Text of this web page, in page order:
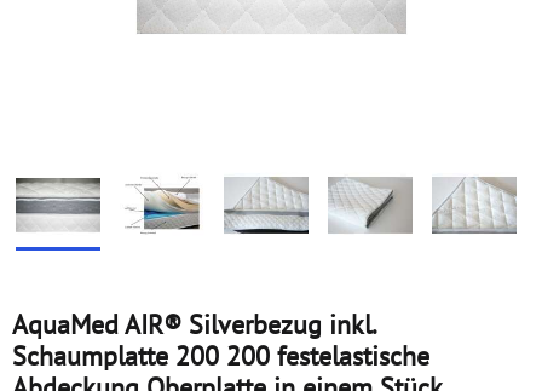
AquaMed AIR® Silverbezug inkl.
Schaumplatte 200 200 festelastische